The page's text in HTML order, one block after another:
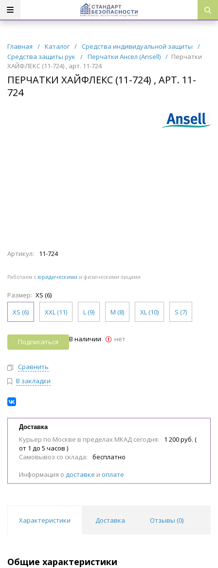
Главная / Каталог / Средства индивидуальной защиты
/
Средства защиты рук
/ Перчатки Ансел (Ansell) / Перчатки
ХАЙФЛЕКС (11-724) , арт. 11-724
ПЕРЧАТКИ ХАЙФЛЕКС (11-724) , АРТ. 11-
724
Артикул: 11-724
Работаем с юридическими и физическими лицами
Размер: XS (6)
XS (6)
XXL (11) L (9) M (8) XL (10) S (7)
Подписаться В наличии нет
Сравнить
В закладки
Доставка
Курьер по Москве в пределах МКАД сегодня:
1 200 руб. (
от 1 до 5 часов )
Самовывоз со склада:
бесплатно
Информация о доставке и оплате
Характеристики Доставка Отзывы (0)
Общие характеристики